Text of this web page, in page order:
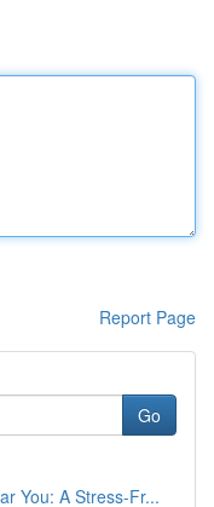
Report Page
Go
You: A Stress-Fr...